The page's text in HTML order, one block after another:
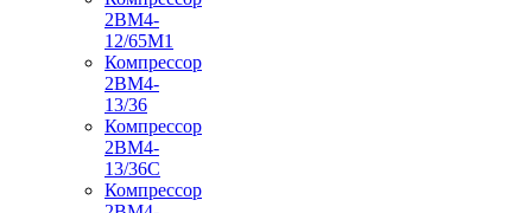
2ВМ4-
12/65М1
Компрессор
2ВМ4-
13/36
Компрессор
2ВМ4-
13/36С
Компрессор